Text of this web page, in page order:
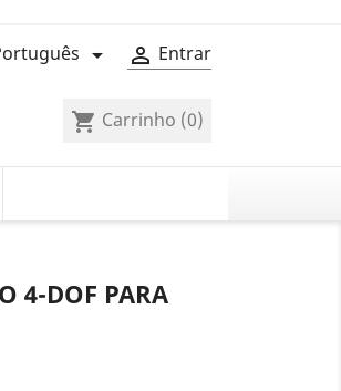
 Entrar

shopping_cart Carrinho (0)
4-DOF PARA